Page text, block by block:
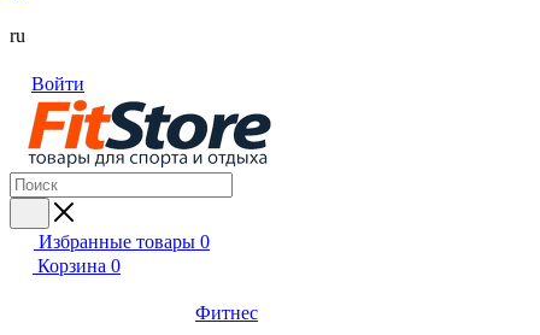
ru
Войти
Избранные товары 0
Корзина 0
Фитнес